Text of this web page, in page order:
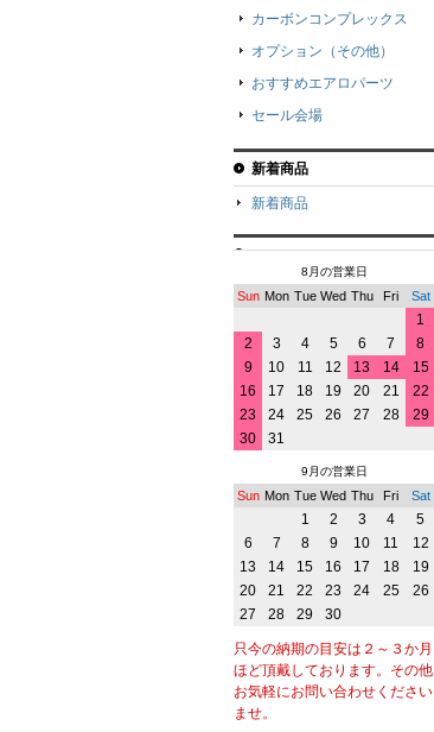
カーボンコンプレックス
オプション（その他）
おすすめエアロパーツ
セール会場
新着商品
新着商品
8月の営業日
Sun Mon Tue Wed Thu Fri Sat
1
2
3 4 5 6 7
8
9
10 11 12 13 14
15
16
17 18 19 20 21
22
23
24 25 26 27 28
29
30
31
9月の営業日
Sun Mon Tue Wed Thu Fri Sat
1 2 3 4
5
6
7 8 9 10 11
12
13
14 15 16 17 18
19
20
21 22 23 24 25
26
27
28 29 30
只今の納期の目安は２～３か月
ほど頂戴しております。その他
お気軽にお問い合わせください
ませ。